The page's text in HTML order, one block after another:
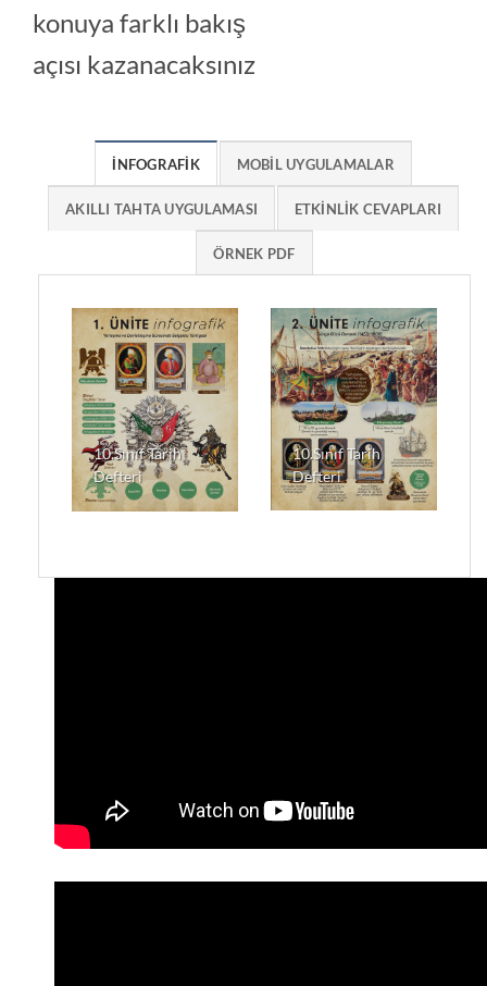
konuya farklı bakış
açısı kazanacaksınız
İNFOGRAFİK MOBİL UYGULAMALAR
AKILLI TAHTA UYGULAMASI ETKİNLİK CEVAPLARI
ÖRNEK PDF
10.Sınıf Tarih
Defteri
10.Sınıf Tarih
Defteri